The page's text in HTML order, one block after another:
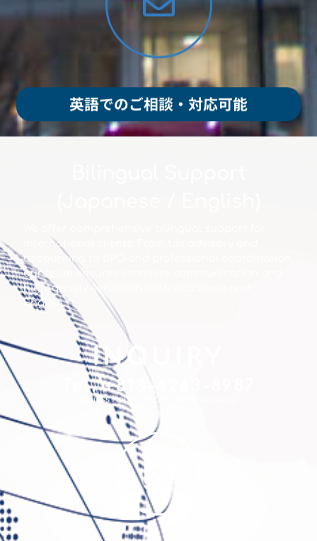
英語でのご相談・対応可能
international clients. From tax advisory and
accounting to BPO and professional coordination,
our team ensures seamless communication and
high-quality service in both Japanese and
English.
INQUIRY
Tel. +813-6263-8987
Busiess Hour：10:00～18:00 Weekday